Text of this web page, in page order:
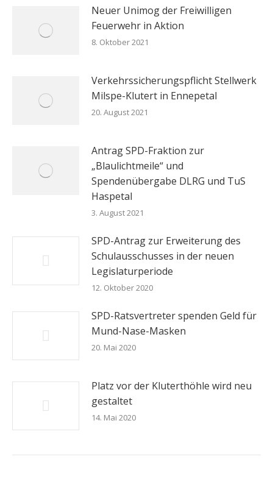
Neuer Unimog der Freiwilligen
Feuerwehr in Aktion
8. Oktober 2021
Verkehrssicherungspflicht Stellwerk
Milspe-Klutert in Ennepetal
20. August 2021
Antrag SPD-Fraktion zur
„Blaulichtmeile“ und
Spendenübergabe DLRG und TuS
Haspetal
3. August 2021
SPD-Antrag zur Erweiterung des
Schulausschusses in der neuen
Legislaturperiode
12. Oktober 2020
SPD-Ratsvertreter spenden Geld für
Mund-Nase-Masken
20. Mai 2020
Platz vor der Kluterthöhle wird neu
gestaltet
14. Mai 2020